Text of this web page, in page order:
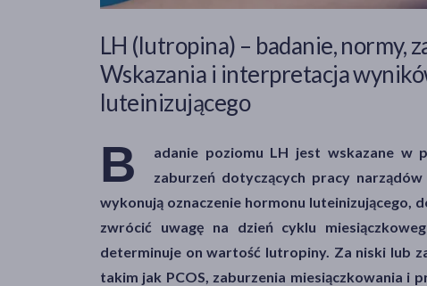
LH (lutropina) – badanie, normy,
Wskazania i interpretacja
luteinizującego
B
adanie poziomu LH jest wskazane w
zaburzeń dotyczących pracy
wykonują oznaczenie hormonu
zwrócić uwagę na dzień cyklu
determinuje on wartość lutropiny. Za niski lub
takim jak PCOS, zaburzenia miesiączkowania i